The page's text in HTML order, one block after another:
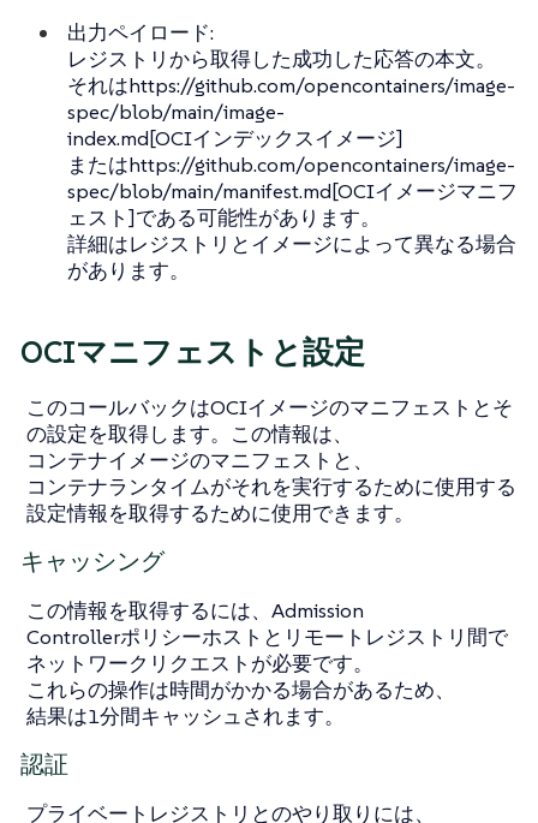
出力ペイロード:
レジストリから取得した成功した応答の本文。
それはhttps://github.com/opencontainers/image-
spec/blob/main/image-
index.md[OCIインデックスイメージ]
またはhttps://github.com/opencontainers/image-
spec/blob/main/manifest.md[OCIイメージマニフ
ェスト]である可能性があります。
詳細はレジストリとイメージによって異なる場合
があります。
OCIマニフェストと設定
このコールバックはOCIイメージのマニフェストとそ
の設定を取得します。この情報は、
コンテナイメージのマニフェストと、
コンテナランタイムがそれを実行するために使用する
設定情報を取得するために使用できます。
キャッシング
この情報を取得するには、Admission
Controllerポリシーホストとリモートレジストリ間で
ネットワークリクエストが必要です。
これらの操作は時間がかかる場合があるため、
結果は1分間キャッシュされます。
認証
プライベートレジストリとのやり取りには、